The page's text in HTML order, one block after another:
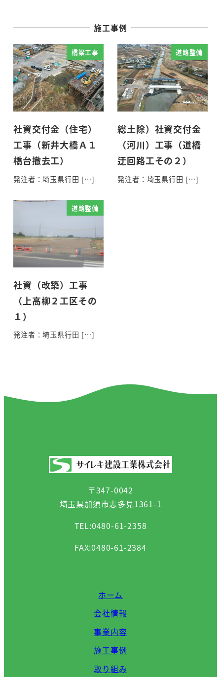
施工事例
橋梁工事
社資交付金（住宅）
工事（新井大橋Ａ１
橋台撤去工）
発注者：埼玉県行田 […]
道路整備
総土除）社資交付金
（河川）工事（道橋
迂回路工その２）
発注者：埼玉県行田 […]
道路整備
社資（改築）工事
（上高柳２工区その
１）
発注者：埼玉県行田 […]
〒347-0042
埼玉県加須市志多見1361-1
TEL:0480-61-2358
FAX:0480-61-2384
ホーム
会社情報
事業内容
施工事例
取り組み